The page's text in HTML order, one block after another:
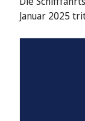
Januar 2025